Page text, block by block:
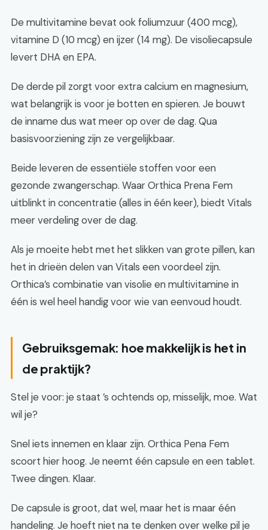
De multivitamine bevat ook foliumzuur (400 mcg),
vitamine D (10 mcg) en ijzer (14 mg). De visoliecapsule
levert DHA en EPA.
De derde pil zorgt voor extra calcium en magnesium,
wat belangrijk is voor je botten en spieren. Je bouwt
de inname dus wat meer op over de dag. Qua
basisvoorziening zijn ze vergelijkbaar.
Beide leveren de essentiële stoffen voor een
gezonde zwangerschap. Waar Orthica Prena Fem
uitblinkt in concentratie (alles in één keer), biedt Vitals
meer verdeling over de dag.
Als je moeite hebt met het slikken van grote pillen, kan
het in drieën delen van Vitals een voordeel zijn.
Orthica’s combinatie van visolie en multivitamine in
één is wel heel handig voor wie van eenvoud houdt.
Gebruiksgemak: hoe makkelijk is het in
de praktijk?
Stel je voor: je staat ’s ochtends op, misselijk, moe. Wat
wil je?
Snel iets innemen en klaar zijn. Orthica Pena Fem
scoort hier hoog. Je neemt één capsule en een tablet.
Twee dingen. Klaar.
De capsule is groot, dat wel, maar het is maar één
handeling. Je hoeft niet na te denken over welke pil je